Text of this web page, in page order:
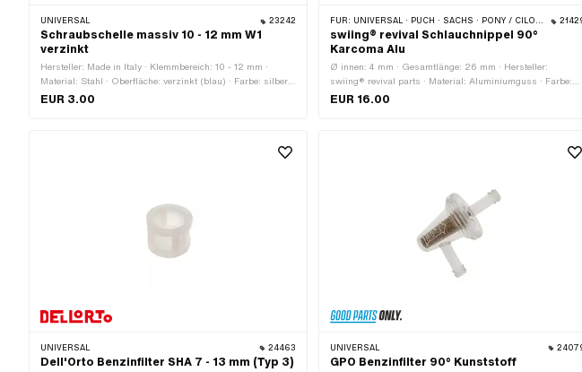
UNIVERSAL 23242
Schraubschelle massiv 10 - 12 mm W1
verzinkt
Hersteller: Made in Italy · Klemmbereich: 10 - 12 mm ·
Material: Stahl · Oberfläche: verzinkt (blau) · Farbe: silber ·
Befestigungsart: Schrauben & Muttern
EUR 3.00
FÜR: UNIVERSAL · PUCH · SACHS · PONY / CILO (BETA 521 & 512)
swiing® revival Schlauchnippel 90°
Karcoma Alu
Ø innen: 4 mm · Gesamtlänge: 26 mm · Hersteller:
swiing® revival parts · Material: Aluminiumguss · Farbe:
silber · Ø aussen: 6 mm · Ø aussen: 7.9 mm · Ø aussen:
EUR 16.00
UNIVERSAL 24463
Dell'Orto Benzinfilter SHA 7 - 13 mm (Typ 3)
UNIVERSAL
GPO Benzinfilter 90° Kunststoff